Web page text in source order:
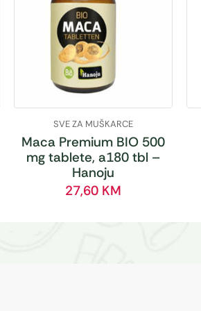
SVE ZA MUŠKARCE
Maca Premium BIO 500
mg tablete, a180 tbl –
Hanoju
27,60 KM